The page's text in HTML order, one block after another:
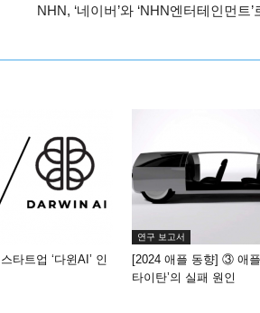
NHN, ‘네이버’와 ‘NHN엔터테인먼트
타트업 ‘다윈AI’ 인
연구 보고서
[2024 애플 동향] ③ 애플
타이탄’의 실패 원인